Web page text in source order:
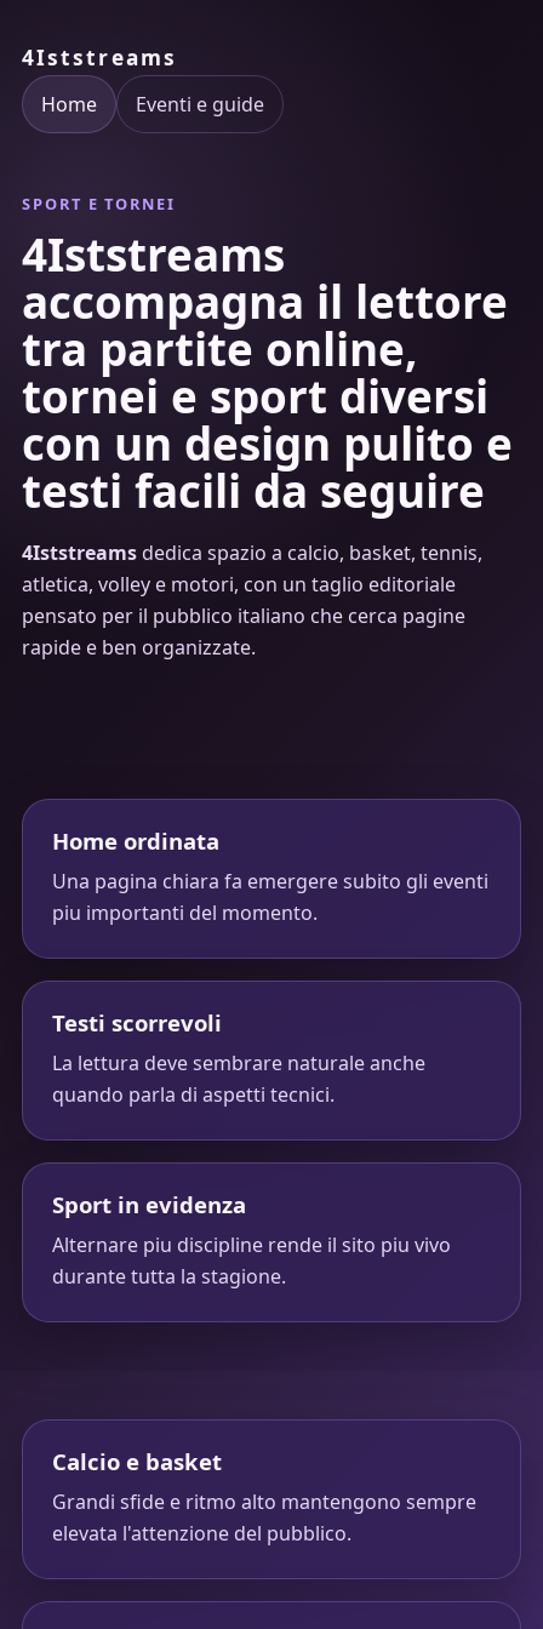
4Iststreams
Home Eventi e guide
SPORT E TORNEI
4Iststreams
accompagna il lettore
tra partite online,
tornei e sport diversi
con un design pulito e
testi facili da seguire
4Iststreamsdedica spazio a calcio, basket, tennis,
atletica, volley e motori, con un taglio editoriale
pensato per il pubblico italiano che cerca pagine
rapide e ben organizzate.
Home ordinata
Una pagina chiara fa emergere subito gli eventi
piu importanti del momento.
Testi scorrevoli
La lettura deve sembrare naturale anche
quando parla di aspetti tecnici.
Sport in evidenza
Alternare piu discipline rende il sito piu vivo
durante tutta la stagione.
Calcio e basket
Grandi sfide e ritmo alto mantengono sempre
elevata l'attenzione del pubblico.